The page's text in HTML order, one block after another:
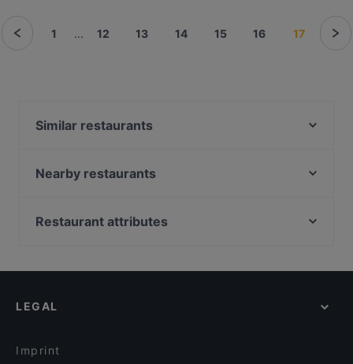
1 ... 12 13 14 15 16 17
Similar restaurants
Poppy Cafe
Kitchen & Bar at Courtyard
Relove Stockmann Tampere
Nearby restaurants
Lie Mi Tampere
Ravintola Toor Shahzada
Restaurant attributes
Casual Restaurants in Tampere
LEGAL
Imprint